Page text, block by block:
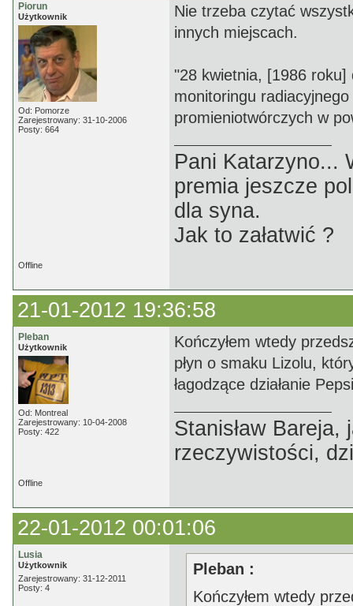
Piorun
Użytkownik
Od: Pomorze
Zarejestrowany: 31-10-2006
Posty: 664
Nie trzeba czytać
innych miejscach.
"28 kwietnia, [1986
monitoringu
promieniotwórczych w
Pani Katarzyno...
premia jeszcze
dla syna.
Jak to załatwić ?
Offline
21-01-2012 19:36:58
Pleban
Użytkownik
Od: Montreal
Zarejestrowany: 10-04-2008
Posty: 422
Kończyłem wtedy
płyn o smaku Lizolu,
łagodzące działanie
Stanisław
rzeczywistości,
Offline
22-01-2012 00:01:06
Lusia
Użytkownik
Zarejestrowany: 31-12-2011
Posty: 4
Pleban :
Kończyłem wtedy